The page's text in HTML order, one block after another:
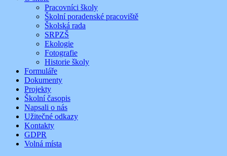
Pracovníci školy
Školní poradenské pracoviště
Školská rada
SRPZŠ
Ekologie
Fotografie
Historie školy
Formuláře
Dokumenty
Projekty
Školní časopis
Napsali o nás
Užitečné odkazy
Kontakty
GDPR
Volná místa